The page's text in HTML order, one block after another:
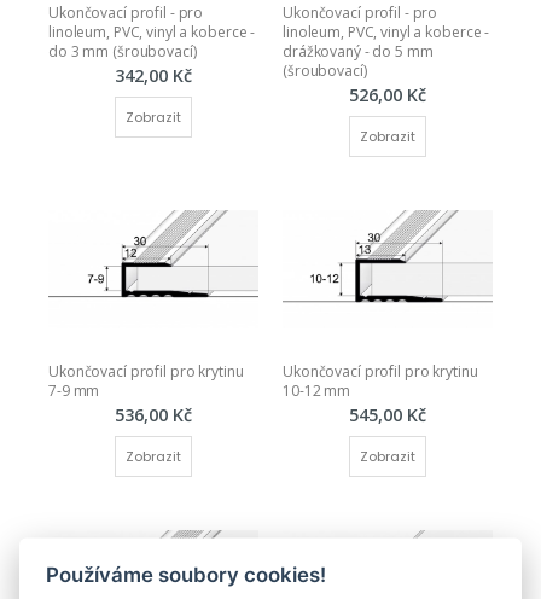
Ukončovací profil - pro
linoleum, PVC, vinyl a koberce -
do 3 mm (šroubovací)
342,00 Kč
Zobrazit
Ukončovací profil - pro
linoleum, PVC, vinyl a koberce -
drážkovaný - do 5 mm
(šroubovací)
526,00 Kč
Zobrazit
Ukončovací profil pro krytinu
7-9 mm
536,00 Kč
Zobrazit
Ukončovací profil pro krytinu
10-12 mm
545,00 Kč
Zobrazit
Používáme soubory cookies!